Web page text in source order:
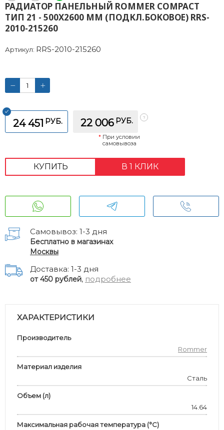
РАДИАТОР ПАНЕЛЬНЫЙ ROMMER COMPACT
ТИП 21 - 500X2600 ММ (ПОДКЛ.БОКОВОЕ) RRS-
2010-215260
Артикул: RRS-2010-215260
24 451 РУБ. 22 006 РУБ.
* При условии
самовывоза
КУПИТЬ В 1 КЛИК
Самовывоз: 1-3 дня
Бесплатно в магазинах
Москвы
Доставка: 1-3 дня
от 450 рублей, подробнее
ХАРАКТЕРИСТИКИ
Производитель
Rommer
Материал изделия
Сталь
Объем (л)
14.64
Максимальная рабочая температура (°С)